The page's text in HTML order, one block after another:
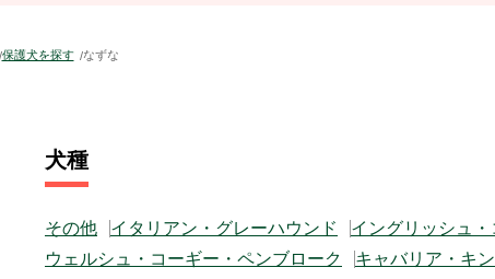
保護犬を探す なずな
犬種
その他 イタリアン・グレーハウンド
イングリッシュ
ウェルシュ・コーギー・ペンブローク
キャバリア・キ